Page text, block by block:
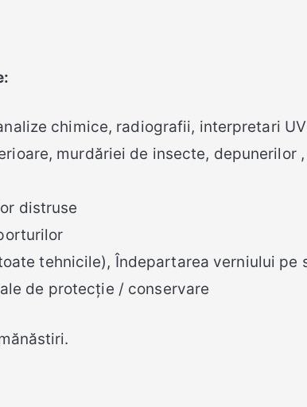
chimice, radiografii, interpretari UV
murdăriei de insecte, depunerilor ,
distruse
tehnicile), Îndepartarea verniului pe
de protecție / conservare